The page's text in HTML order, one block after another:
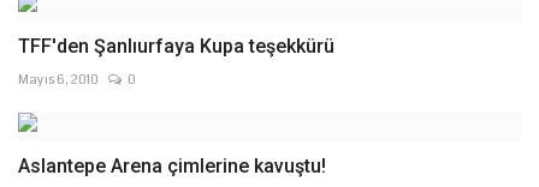
TFF'den Şanlıurfaya Kupa teşekkürü
Mayıs 6, 2010 0
Aslantepe Arena çimlerine kavuştu!